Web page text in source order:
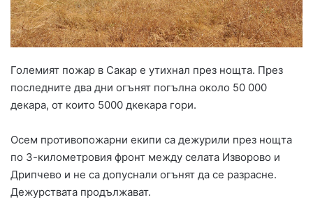
Големият пожар в Сакар е утихнал през нощта. През
последните два дни огънят погълна около 50 000
декара, от които 5000 дкекара гори.
Осем противопожарни екипи са дежурили през нощта
по 3-километровия фронт между селата Изворово и
Дрипчево и не са допуснали огънят да се разрасне.
Дежурствата продължават.